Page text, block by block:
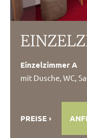
Einzelzimmer A
mit Dusche, WC,
PREISE